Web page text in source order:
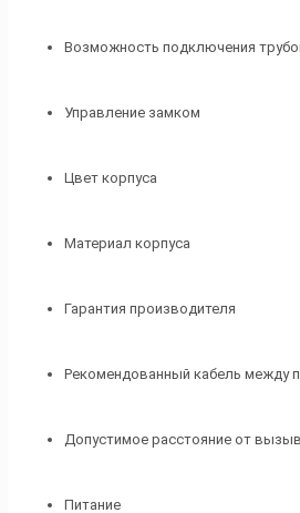
Возможность подключения
Управление замком
Цвет корпуса
Материал корпуса
Гарантия производителя
Рекомендованный кабель между
Допустимое расстояние от
Питание